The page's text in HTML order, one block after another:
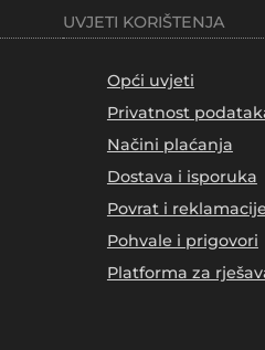
UVJETI KORIŠTENJA
Opći uvjeti
Privatnost
Načini plaćanja
Dostava i isporuka
Povrat i reklamacije
Pohvale i prigovori
Platforma za